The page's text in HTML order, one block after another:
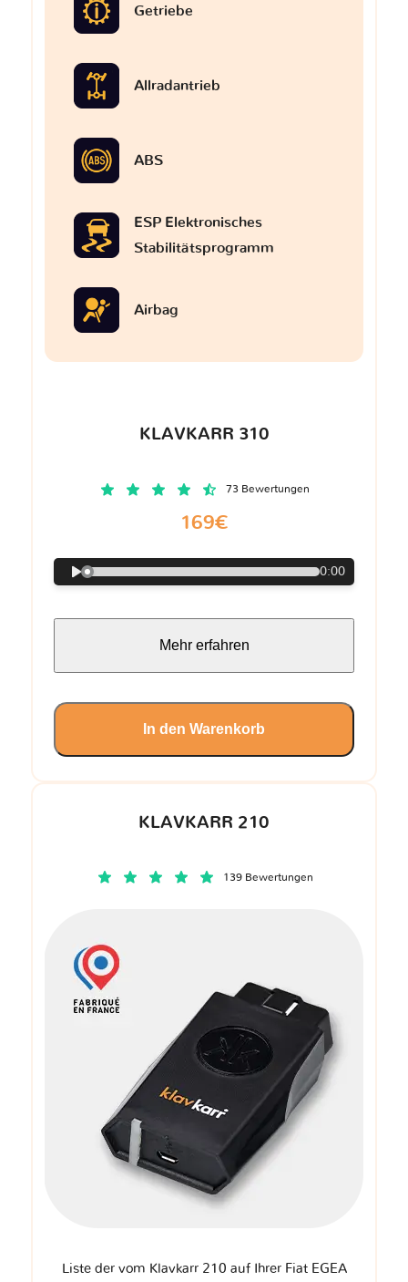
KLAVKARR 210
139 Bewertungen
Liste der vom Klavkarr 210 auf Ihrer Fiat EGEA
Getriebe
Allradantrieb
ABS
ESP Elektronisches
Stabilitätsprogramm
Airbag
KLAVKARR 310
73 Bewertungen
169€
0:00
Mehr erfahren
In den Warenkorb